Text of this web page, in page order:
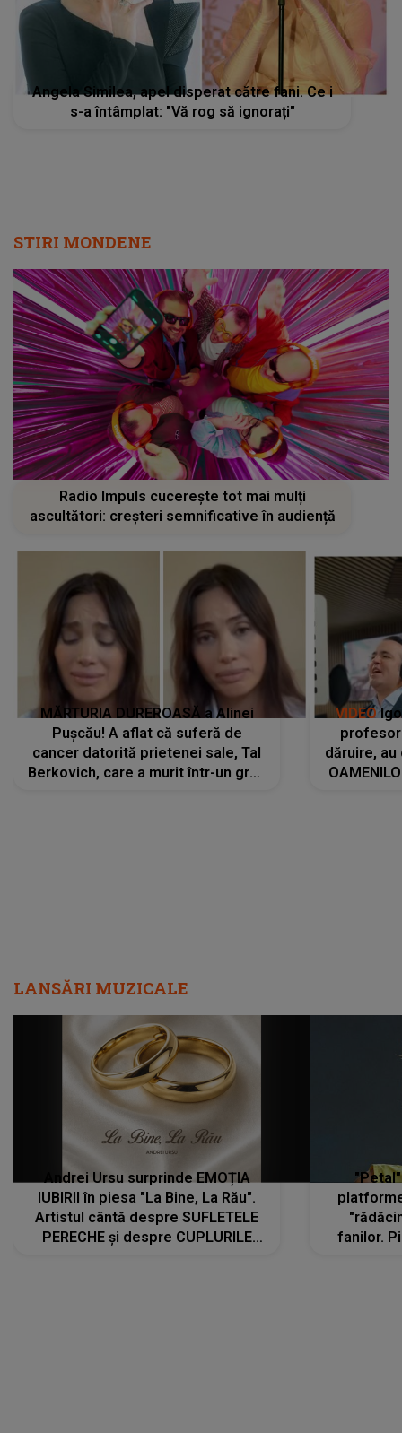
Angela Similea, apel disperat către fani. Ce i
s-a întâmplat: "Vă rog să ignorați"
STIRI MONDENE
Radio Impuls cucerește tot mai mulți
ascultători: creșteri semnificative în audiență
MĂRTURIA DUREROASĂ a Alinei
Pușcău! A aflat că suferă de
cancer datorită prietenei sale, Tal
Berkovich, care a murit într-un grav
VIDEO
dăruire, au
LANSĂRI MUZICALE
Andrei Ursu surprinde EMOȚIA
IUBIRII în piesa "La Bine, La Rău".
Artistul cântă despre SUFLETELE
PERECHE și despre CUPLURILE
fanilor.